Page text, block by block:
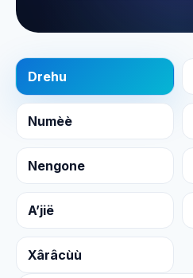
Drehu
Numèè
Nengone
A’jië
Xârâcùù